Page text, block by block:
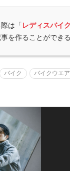
は「レディスバイ
を作ることができ
バイク バイクウエア